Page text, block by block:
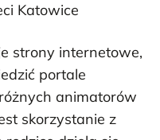
Katowice
strony internetowe,
portale
animatorów
skorzystanie z